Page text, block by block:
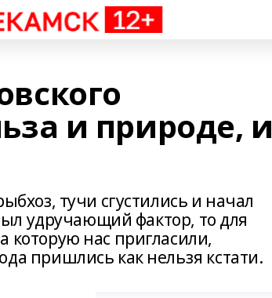
и природе, и
тучи сгустились и начал
удручающий фактор, то для
нас пригласили,
пришлись как нельзя кстати.